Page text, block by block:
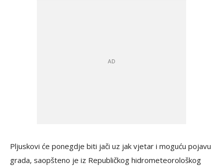
Pljuskovi će ponegdje biti jači uz jak vjetar i moguću pojavu
grada, saopšteno je iz Republičkog hidrometeorološkog